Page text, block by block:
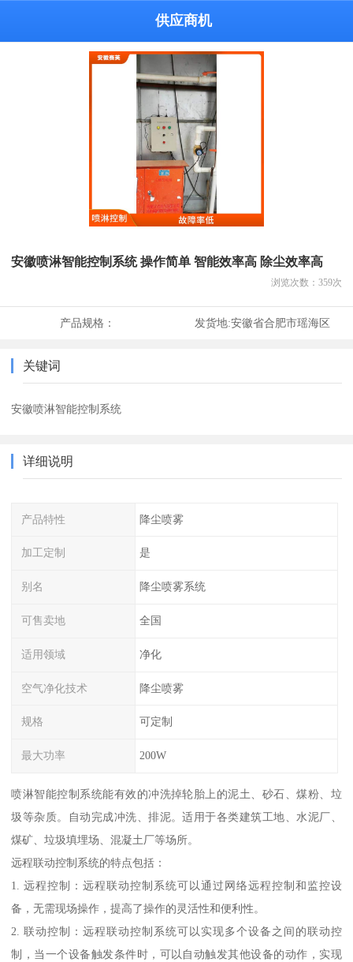
供应商机
安徽喷淋智能控制系统 操作简单 智能效率高 除尘效率高
浏览次数： 359次
产品规格： 发货地:安徽省合肥市瑶海区
关键词
安徽喷淋智能控制系统
详细说明
产品特性 降尘喷雾
加工定制 是
别名 降尘喷雾系统
可售卖地 全国
适用领域 净化
空气净化技术 降尘喷雾
规格 可定制
最大功率 200W
喷淋智能控制系统能有效的冲洗掉轮胎上的泥土、砂石、煤粉、垃
圾等杂质。自动完成冲洗、排泥。适用于各类建筑工地、水泥厂、
煤矿、垃圾填埋场、混凝土厂等场所。
远程联动控制系统的特点包括：
1. 远程控制：远程联动控制系统可以通过网络远程控制和监控设
备，无需现场操作，提高了操作的灵活性和便利性。
2. 联动控制：远程联动控制系统可以实现多个设备之间的联动控
制，当一个设备触发条件时，可以自动触发其他设备的动作，实现